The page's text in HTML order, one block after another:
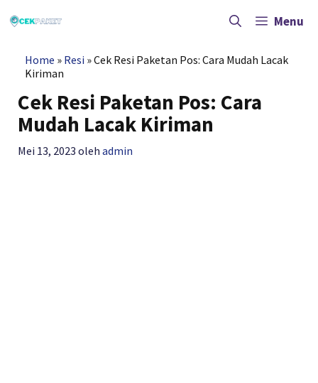
ke
Menu
Home » Resi »Cek Resi Paketan Pos: Cara Mudah Lacak
Kiriman
Cek Resi Paketan Pos: Cara
Mudah Lacak Kiriman
Mei 13, 2023 olehadmin